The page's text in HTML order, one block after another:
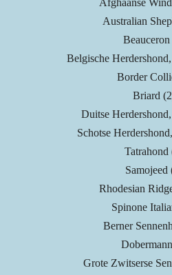
Afghaanse
Australian
Belgische
Border
Briard
Duitse
Schotse
Tatrahond
Samojeed
Rhodesian
Spinone
Berner
Grote Zwitserse